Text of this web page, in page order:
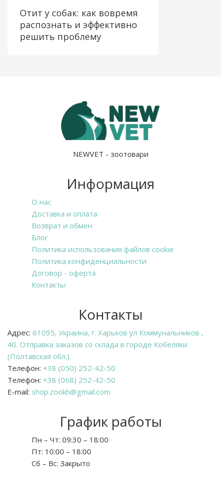
Отит у собак: как вовремя
распознать и эффективно
решить проблему
NEWVET - зоотовари
Информация
О нас
Доставка и оплата
Возврат и обмен
Блог
Политика использования файлов cookie
Политика конфиденциальности
Договор - оферта
Контакты
Контакты
Адрес: 61095, Украина, г. Харьков ул Коммунальников ,
40. Отправка заказов со склада в городе Кобеляки
(Полтавская обл.).
Телефон: +38 (050) 252-42-50
Телефон: +38 (068) 252-42-50
E-mail: shop.zookh@gmail.com
График работы
Пн – Чт: 09:30 – 18:00
Пт: 10:00 – 18:00
Сб – Вс: Закрыто